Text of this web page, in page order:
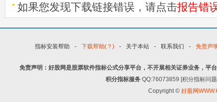
如果您发现下载链接错误，请点击报告错
指标安装帮助 - 下载帮助(？) - 关于本站 - 联系我们 - 免责声
免责声明：好股网是股票软件指标公式分享平台，不开展相关证券业务，平
积分指标服务 QQ:76073859 [积分指标问
Copyright © 好股网